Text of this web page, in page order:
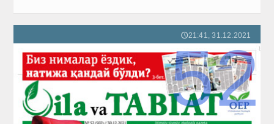
🕔21:41, 31.12.2021
52